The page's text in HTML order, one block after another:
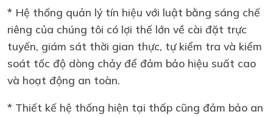
* Hệ thống quản lý tín hiệu với luật bằng sáng chế
riêng của chúng tôi có lợi thế lớn về cài đặt trực
tuyến, giám sát thời gian thực, tự kiểm tra và kiểm
soát tốc độ dòng chảy để đảm bảo hiệu suất cao
và hoạt động an toàn.
* Thiết kế hệ thống hiện tại thấp cũng đảm bảo an